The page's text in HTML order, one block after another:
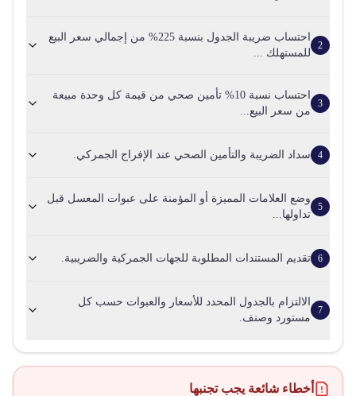
2
احتساب ضريبة الجدول بنسبة 225% من إجمالي سعر البيع
للمستهلك ...
3
احتساب نسبة 10% تأمين صحي من قيمة كل وحدة مبيعة
من سعر البيع...
4 سداد الضريبة والتأمين الصحي عند الإفراج الجمركي.
5
وضع العلامات المميزة أو المؤمنة على عبوات المعسل قبل
تداولها...
6 تقديم المستندات المطلوبة للجهات الجمركية والضريبية.
7
الالتزام بالجدول المحدد للأسعار والعبوات حسب كل
مستورد وصنف.
أخطاء شائعة يجب تجنبها